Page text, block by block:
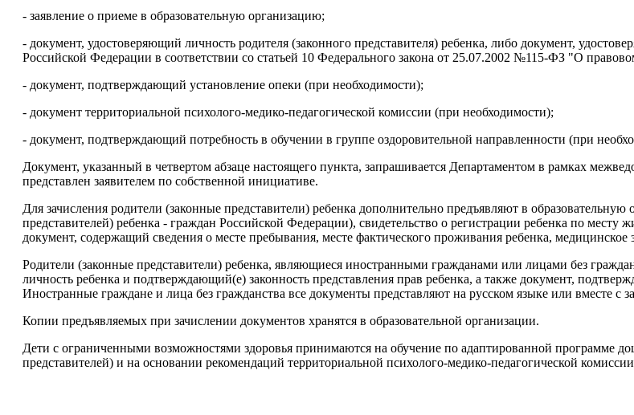
- заявление о приеме в образовательную организацию;
- документ, удостоверяющий личность родителя (законного представителя) ребенка, либо документ,
Российской Федерации в соответствии со статьей 10 Федерального закона от 25.07.2002 №115-ФЗ "О
- документ, подтверждающий установление опеки (при необходимости);
- документ территориальной психолого-медико-педагогической комиссии (при необходимости);
- документ, подтверждающий потребность в обучении в группе оздоровительной направленности (при
Документ, указанный в четвертом абзаце настоящего пункта, запрашивается Департаментом в рамках
представлен заявителем по собственной инициативе.
Для зачисления родители (законные представители) ребенка дополнительно предъявляют в
представителей) ребенка - граждан Российской Федерации), свидетельство о регистрации ребенка по
документ, содержащий сведения о месте пребывания, месте фактического проживания ребенка, медицинское
Родители (законные представители) ребенка, являющиеся иностранными гражданами или лицами без
личность ребенка и подтверждающий(е) законность представления прав ребенка, а также документ,
Иностранные граждане и лица без гражданства все документы представляют на русском языке или вместе с
Копии предъявляемых при зачислении документов хранятся в образовательной организации.
Дети с ограниченными возможностями здоровья принимаются на обучение по адаптированной программе
представителей) и на основании рекомендаций территориальной психолого-медико-педагогической